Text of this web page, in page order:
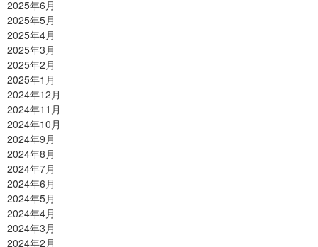
2025年6月
2025年5月
2025年4月
2025年3月
2025年2月
2025年1月
2024年12月
2024年11月
2024年10月
2024年9月
2024年8月
2024年7月
2024年6月
2024年5月
2024年4月
2024年3月
2024年2月